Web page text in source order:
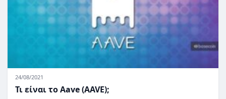
24/08/2021
Τι είναι το Aave (AAVE);